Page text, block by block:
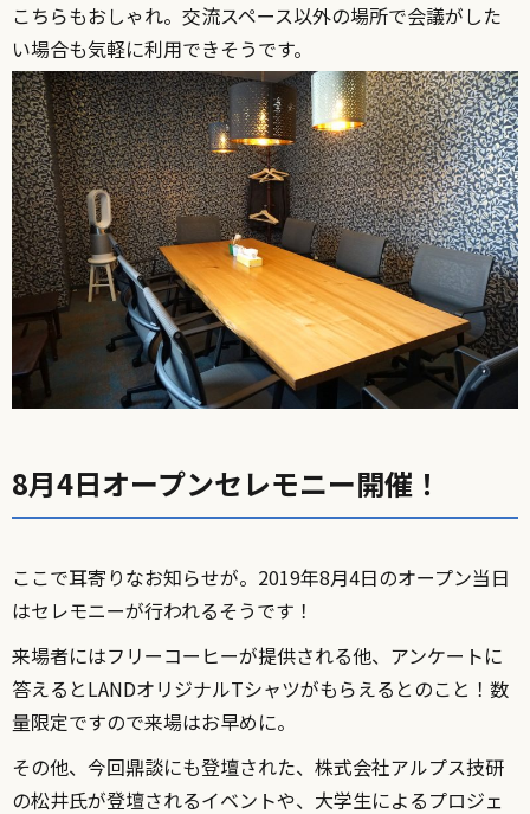
こちらもおしゃれ。交流スペース以外の場所で会議がした
い場合も気軽に利用できそうです。
8月4日オープンセレモニー開催！
ここで耳寄りなお知らせが。2019年8月4日のオープン当日
はセレモニーが行われるそうです！
来場者にはフリーコーヒーが提供される他、アンケートに
答えるとLANDオリジナルTシャツがもらえるとのこと！数
量限定ですので来場はお早めに。
その他、今回鼎談にも登壇された、株式会社アルプス技研
の松井氏が登壇されるイベントや、大学生によるプロジェ